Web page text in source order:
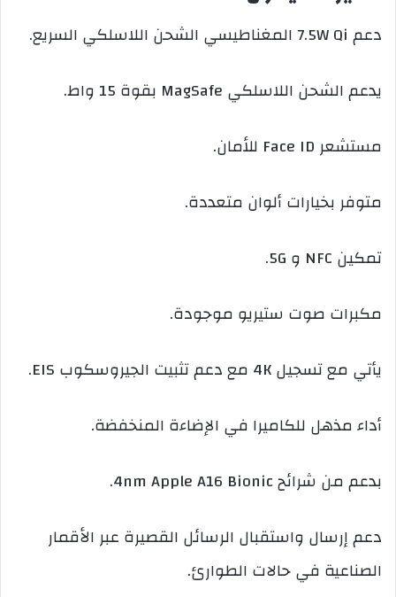
دعم 7.5W Qi المغناطيسي الشحن اللاسلكي السريع.
يدعم الشحن اللاسلكي MagSafe بقوة 15 واط.
مستشعر Face ID للأمان.
متوفر بخيارات ألوان متعددة.
تمكين NFC و 5G.
مكبرات صوت ستيريو موجودة.
يأتي مع تسجيل 4K مع دعم تثبيت الجيروسكوب EIS.
أداء مذهل للكاميرا في الإضاءة المنخفضة.
بدعم من شرائح 4nm Apple A16 Bionic.
دعم إرسال واستقبال الرسائل القصيرة عبر الأقمار
الصناعية في حالات الطوارئ.